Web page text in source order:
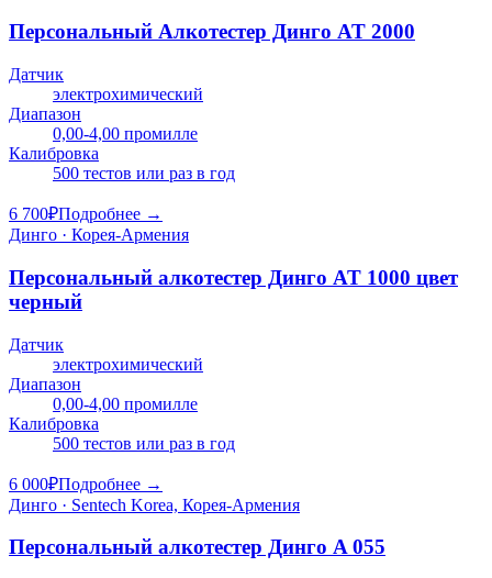
Персональный Алкотестер Динго AT 2000
Датчик
электрохимический
Диапазон
0,00-4,00 промилле
Калибровка
500 тестов или раз в год
6 700₽Подробнее →
Динго · Корея-Армения
Персональный алкотестер Динго AT 1000 цвет
черный
Датчик
электрохимический
Диапазон
0,00-4,00 промилле
Калибровка
500 тестов или раз в год
6 000₽Подробнее →
Динго · Sentech Korea, Корея-Армения
Персональный алкотестер Динго A 055